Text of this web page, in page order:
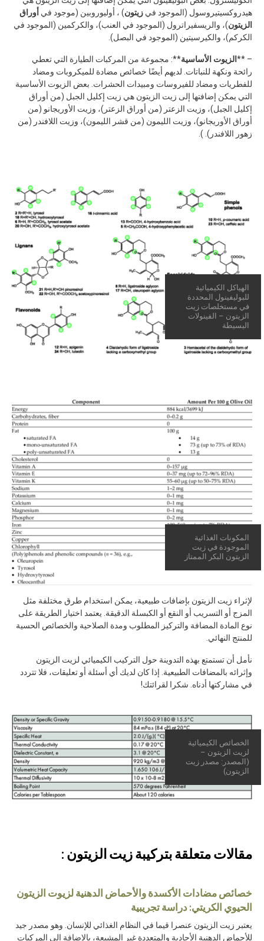
هيدروكسيتيروسول (الموجود في زيتون) ، أوليوروبين (موجود في أوراق
الزيتون)، والريسفيراترول (الموجود في العنب)، والكركمين (الموجود في
الكركم)، والكيرسيتين (الموجود في البصل).
– ** الزيوت الأساسية**: مجموعة من المركبات الطيارة التي تعطي
رائحة ونكهة للنباتات. لديهم أيضًا خصائص مضادة للميكروبات ومضاد
للفطريات ومضاد للفيروسات ومبيدات الحشرات. بعض الزيوت الأساسية
التي يمكن إضافتها إلى زيت الزيتون هي زيت إكليل الجبل (من أوراق
إكليل الجبل)، وزيت الزعتر (من أوراق الزعتر)، وزيت الأوريجانو (من
أوراق الأوريجانو)، وزيت الليمون (من قشر الليمون)، وزيت اللافندر (من
زهور اللافندر). ).
الهياكل الكيميائية
للبوليفينول المحددة
في مستخلصات زيت
الزيتون – الفينولات
البسيطة
المكونات الغذائية
الموجودة في زيت
الزيتون البكر الممتاز
لإثراء زيت الزيتون بإضافات طبيعية، يمكن استخدام طرق مختلفة مثل
المزج أو التسريب أو النقع أو الكبسلة الدقيقة. يعتمد اختيار الطريقة على
نوع المادة المضافة والتركيز المطلوب ومدة الصلاحية والخصائص الحسية
للمنتج النهائي.
نأمل أن تستمتع بهذه التدوينة حول التركيب الكيميائي لزيت الزيتون
وإثرائه بالمضافات الطبيعية. إذا كان لديك أي أسئلة أو تعليقات، فلا تتردد
في مشاركتها أدناه. شكرا لقرائتك!
الخصائص الكيميائية
لزيت الزيتون –
(المصدر: مصدر زيت
الزيتون)
مقالات متعلقة بتركيبة زيت الزيتون :
خصائص مضادات الأكسدة والأحماض الدهنية لزيوت الزيتون
الحيوي الكريتي: دراسة تجريبية
يعتبر زيت الزيتون عنصرا قيما في النظام الغذائي للإنسان. وهو مصدر جيد
للأحماض الدهنية الأحادية والمتعددة غير المشبعة، بالإضافة إلى المركبات